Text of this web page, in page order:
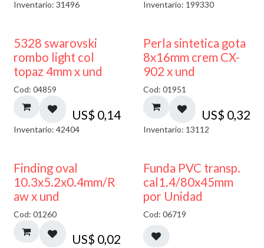
Inventario: 31496 Inventario: 199330
5328 swarovski
rombo light col
topaz 4mm x und
Cod: 04859
US$ 0,14
Inventario: 42404
Perla sintetica gota
8x16mm crem CX-
902 x und
Cod: 01951
US$ 0,32
Inventario: 13112
Finding oval
10.3x5.2x0.4mm/R
aw x und
Cod: 01260
US$ 0,02
Funda PVC transp.
cal1.4/80x45mm
por Unidad
Cod: 06719